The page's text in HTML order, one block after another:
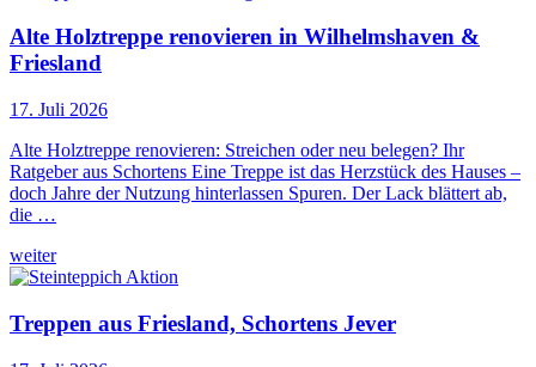
Alte Holztreppe renovieren in Wilhelmshaven &
Friesland
17. Juli 2026
Alte Holztreppe renovieren: Streichen oder neu belegen? Ihr
Ratgeber aus Schortens Eine Treppe ist das Herzstück des Hauses –
doch Jahre der Nutzung hinterlassen Spuren. Der Lack blättert ab,
die …
weiter
Treppen aus Friesland, Schortens Jever